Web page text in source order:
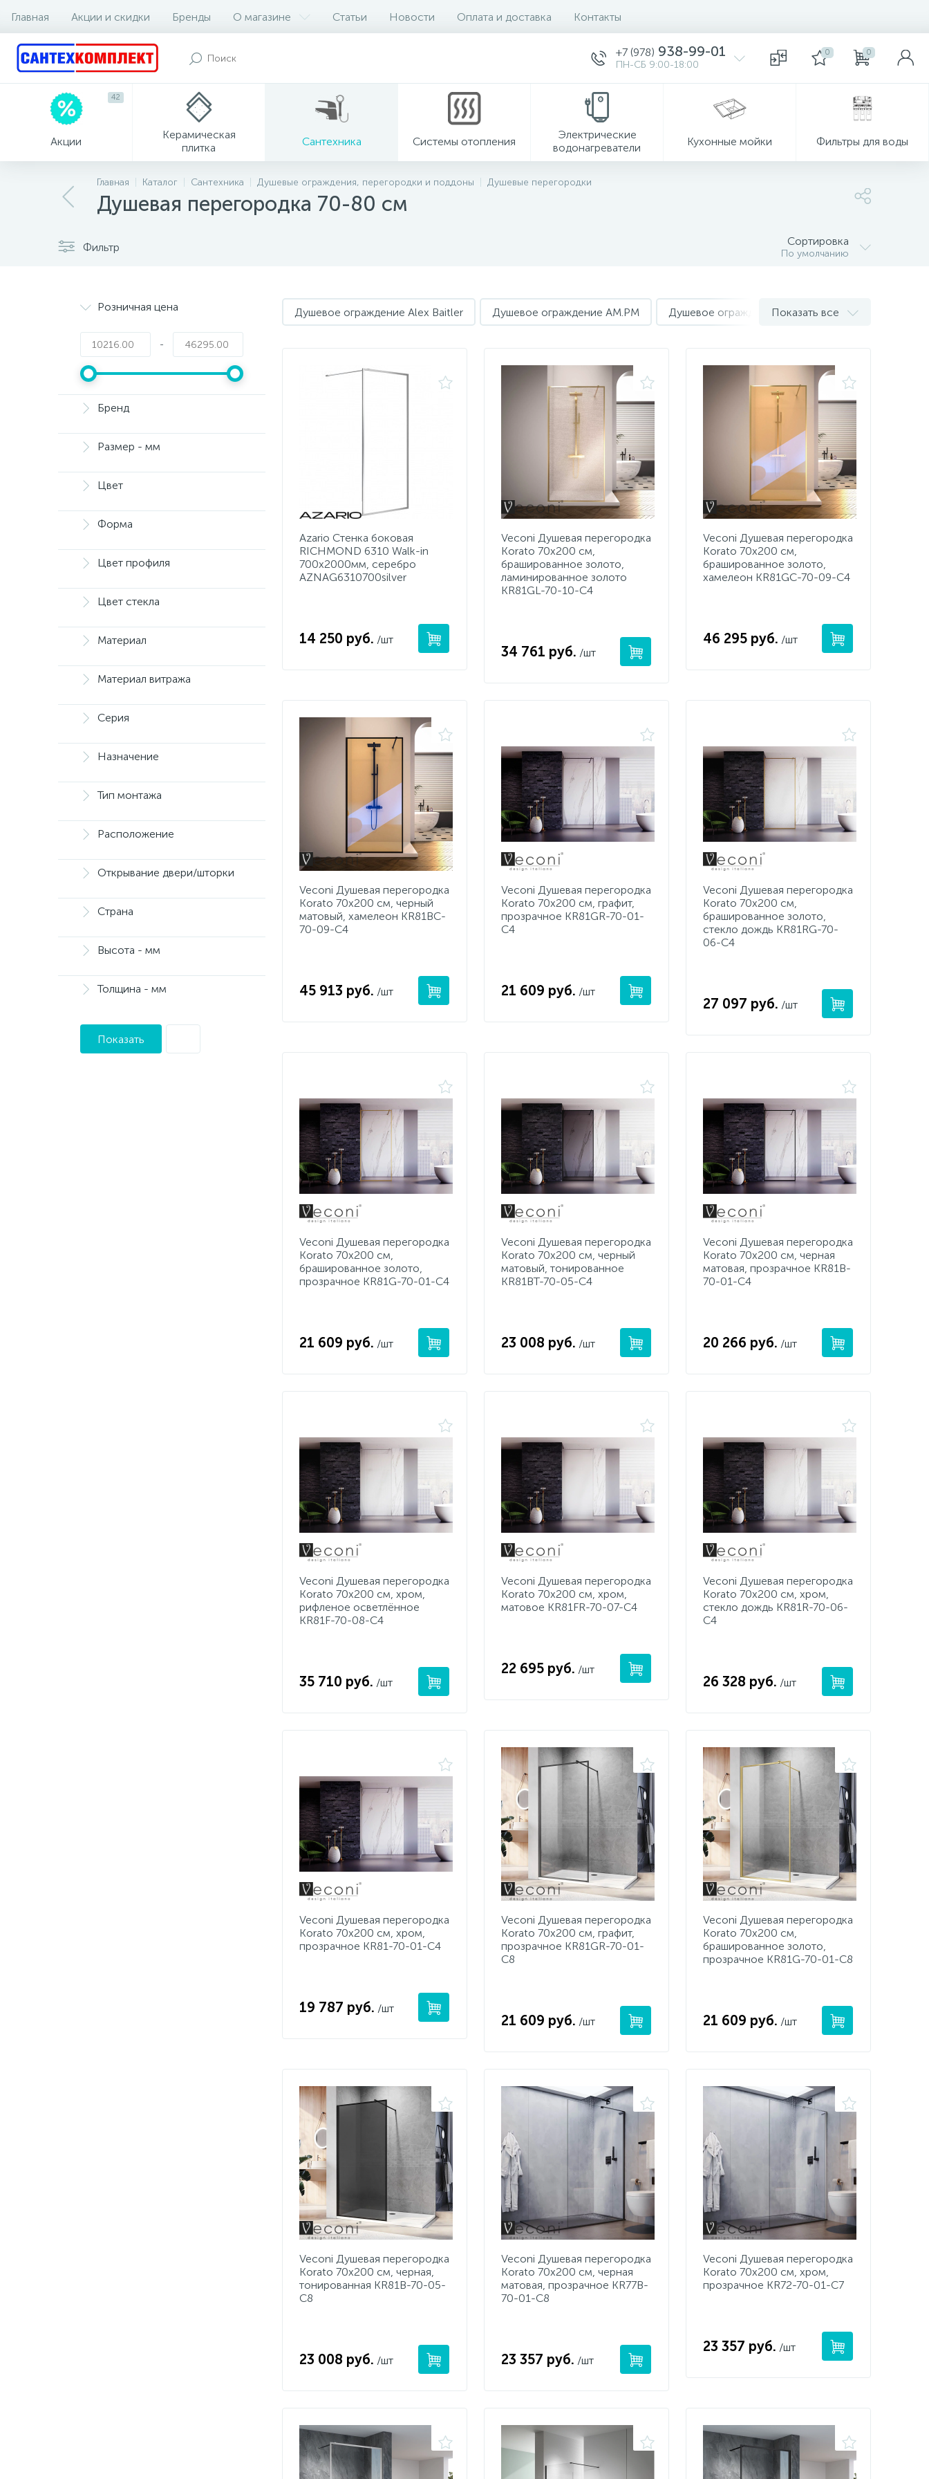
Главная Акции и скидки Бренды О магазине Статьи Новости Оплата и доставка Контакты
+7 (978) 938-99-01
ПН-СБ 9:00-18:00
0 0
Акции
42
Керамическая
плитка
Сантехника Системы отопления
Электрические
водонагреватели
Кухонные мойки Фильтры для воды
Главная Каталог Сантехника Душевые ограждения, перегородки и поддоны Душевые перегородки
Душевая перегородка 70-80 см
Фильтр Сортировка
По умолчанию
Розничная цена
-
Бренд
Размер - мм
Цвет
Форма
Цвет профиля
Цвет стекла
Материал
Материал витража
Серия
Назначение
Тип монтажа
Расположение
Открывание двери/шторки
Страна
Высота - мм
Толщина - мм
Показать
Душевое ограждение Alex Baitler Душевое ограждение AM.PM Душевое ограждение Appollo Душевое
Показать все
Azario Стенка боковая
RICHMOND 6310 Walk-in
700х2000мм, серебро
AZNAG6310700silver
14 250 руб. /шт
Veconi Душевая перегородка
Korato 70x200 см,
брашированное золото,
ламинированное золото
KR81GL-70-10-C4
34 761 руб. /шт
Veconi Душевая перегородка
Korato 70x200 см,
брашированное золото,
хамелеон KR81GС-70-09-C4
46 295 руб. /шт
Veconi Душевая перегородка
Korato 70x200 см, черный
матовый, хамелеон KR81BC-
70-09-C4
45 913 руб. /шт
Veconi Душевая перегородка
Korato 70x200 см, графит,
прозрачное KR81GR-70-01-
C4
21 609 руб. /шт
Veconi Душевая перегородка
Korato 70x200 см,
брашированное золото,
стекло дождь KR81RG-70-
06-C4
27 097 руб. /шт
Veconi Душевая перегородка
Korato 70x200 см,
брашированное золото,
прозрачное KR81G-70-01-C4
21 609 руб. /шт
Veconi Душевая перегородка
Korato 70x200 см, черный
матовый, тонированное
KR81BT-70-05-C4
23 008 руб. /шт
Veconi Душевая перегородка
Korato 70x200 см, черная
матовая, прозрачное KR81B-
70-01-C4
20 266 руб. /шт
Veconi Душевая перегородка
Korato 70x200 см, хром,
рифленое осветлённое
KR81F-70-08-C4
35 710 руб. /шт
Veconi Душевая перегородка
Korato 70x200 см, хром,
матовое KR81FR-70-07-C4
22 695 руб. /шт
Veconi Душевая перегородка
Korato 70x200 см, хром,
стекло дождь KR81R-70-06-
C4
26 328 руб. /шт
Veconi Душевая перегородка
Korato 70x200 см, хром,
прозрачное KR81-70-01-C4
19 787 руб. /шт
Veconi Душевая перегородка
Korato 70x200 см, графит,
прозрачное KR81GR-70-01-
C8
21 609 руб. /шт
Veconi Душевая перегородка
Korato 70x200 см,
брашированное золото,
прозрачное KR81G-70-01-C8
21 609 руб. /шт
Veconi Душевая перегородка
Korato 70x200 см, черная,
тонированная KR81B-70-05-
C8
23 008 руб. /шт
Veconi Душевая перегородка
Korato 70x200 см, черная
матовая, прозрачное KR77B-
70-01-C8
23 357 руб. /шт
Veconi Душевая перегородка
Korato 70x200 см, хром,
прозрачное KR72-70-01-C7
23 357 руб. /шт